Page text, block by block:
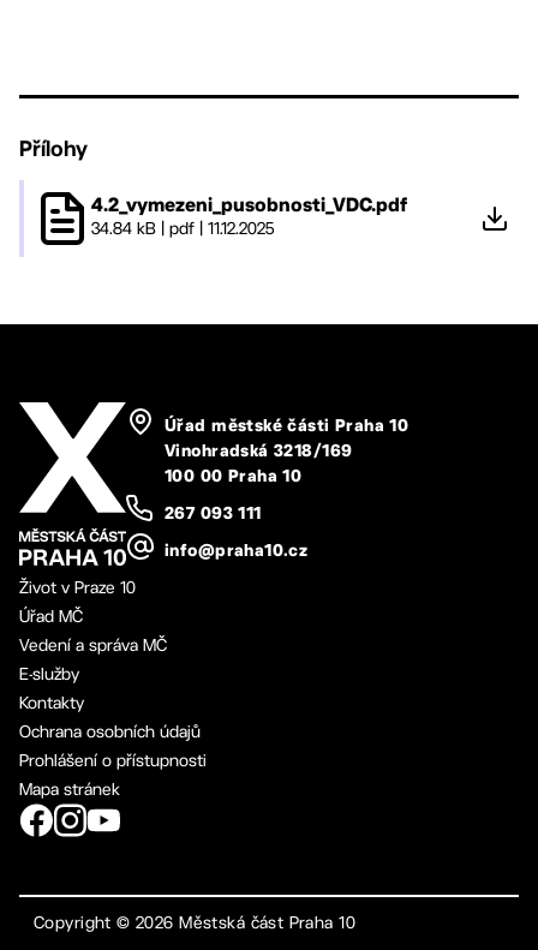
Přílohy
4.2_vymezeni_pusobnosti_VDC.pdf
34.84 kB pdf 11.12.2025
Úřad městské části Praha 10
Vinohradská 3218/169
100 00 Praha 10
267 093 111
info@praha10.cz
Život v Praze 10
Úřad MČ
Vedení a správa MČ
E-služby
Kontakty
Ochrana osobních údajů
Prohlášení o přístupnosti
Mapa stránek
Copyright ©2026 Městská část Praha 10